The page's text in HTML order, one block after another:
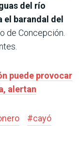
del río
el barandal del
de Concepción.
puede provocar
alertan
#cayó